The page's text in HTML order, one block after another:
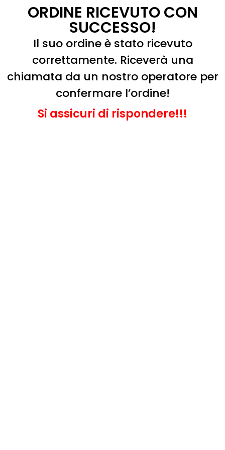
ORDINE RICEVUTO CON
SUCCESSO!
Il suo ordine è stato ricevuto
correttamente. Riceverà una
chiamata da un nostro operatore per
confermare l’ordine!
Si assicuri di rispondere!!!